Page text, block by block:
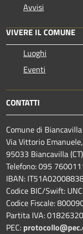
Avvisi
VIVERE IL COMUNE
Luoghi
Eventi
CONTATTI
Comune di Biancavilla
Via Vittorio
95033 Biancavilla (CT)
Telefono: 095
IBAN:
Codice BIC/Swift:
Codice Fiscale:
Partita IVA:
PEC: